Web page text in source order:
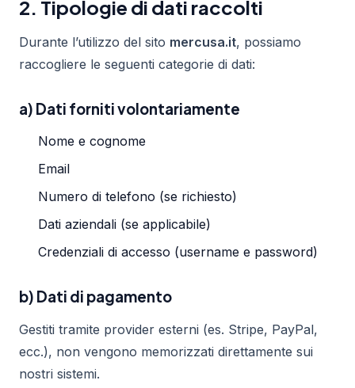
2. Tipologie di dati raccolti
Durante l’utilizzo del sito mercusa.it, possiamo
raccogliere le seguenti categorie di dati:
a) Dati forniti volontariamente
Nome e cognome
Email
Numero di telefono (se richiesto)
Dati aziendali (se applicabile)
Credenziali di accesso (username e password)
b) Dati di pagamento
Gestiti tramite provider esterni (es. Stripe, PayPal,
ecc.), non vengono memorizzati direttamente sui
nostri sistemi.